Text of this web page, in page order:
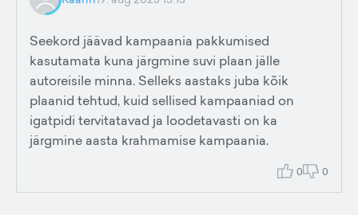
Seekord jäävad kampaania pakkumised
kasutamata kuna järgmine suvi plaan jälle
autoreisile minna. Selleks aastaks juba kõik
plaanid tehtud, kuid sellised kampaaniad on
igatpidi tervitatavad ja loodetavasti on ka
järgmine aasta krahmamise kampaania.
0 0